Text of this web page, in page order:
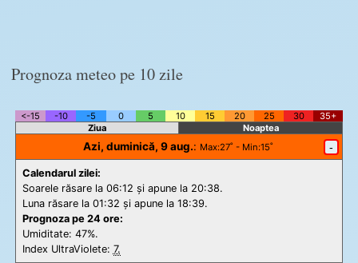
Prognoza meteo pe 10 zile
<-15 -10 -5 0 5 10 15 20 25 30
35+
Ziua
Noaptea
Azi, duminică, 9 aug.: Max:27˚ - Min:15˚ -
Calendarul zilei:
Soarele răsare la 06:12 și apune la 20:38.
Luna răsare la 01:32 și apune la 18:39.
Prognoza pe 24 ore:
Umiditate: 47%.
Index UltraViolete: 7.